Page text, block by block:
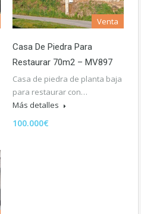
Venta
Casa De Piedra Para
Restaurar 70m2 – MV897
Casa de piedra de planta baja
para restaurar con…
Más detalles
100.000€